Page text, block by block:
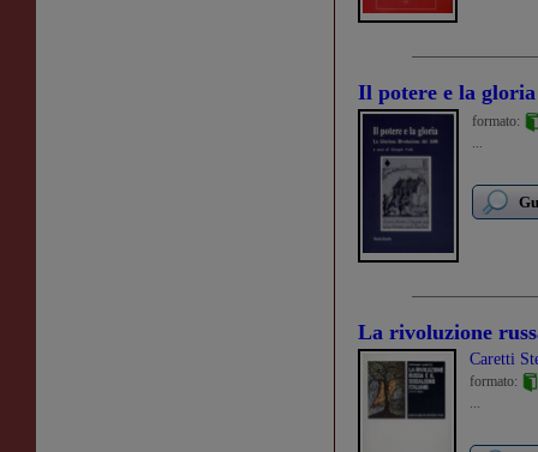
Il potere e la gloria
formato:
...
La rivoluzione
Caretti
formato:
...